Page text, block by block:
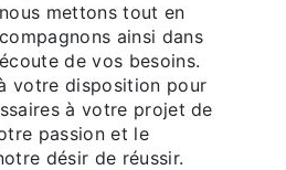
mettons tout en
ainsi dans
de vos besoins.
votre disposition pour
à votre projet de
passion et le
désir de réussir.